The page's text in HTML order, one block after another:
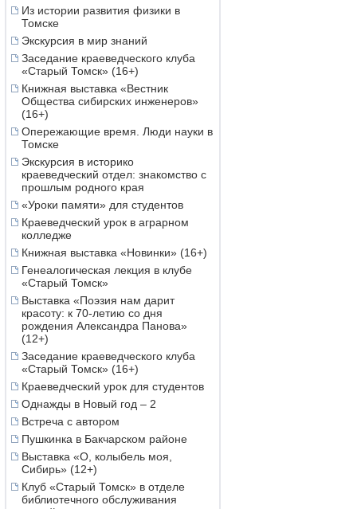
Из истории развития физики в
Томске
Экскурсия в мир знаний
Заседание краеведческого клуба
«Старый Томск» (16+)
Книжная выставка «Вестник
Общества сибирских инженеров»
(16+)
Опережающие время. Люди науки в
Томске
Экскурсия в историко
краеведческий отдел: знакомство с
прошлым родного края
«Уроки памяти» для студентов
Краеведческий урок в аграрном
колледже
Книжная выставка «Новинки» (16+)
Генеалогическая лекция в клубе
«Старый Томск»
Выставка «Поэзия нам дарит
красоту: к 70-летию со дня
рождения Александра Панова»
(12+)
Заседание краеведческого клуба
«Старый Томск» (16+)
Краеведческий урок для студентов
Однажды в Новый год – 2
Встреча с автором
Пушкинка в Бакчарском районе
Выставка «О, колыбель моя,
Сибирь» (12+)
Клуб «Старый Томск» в отделе
библиотечного обслуживания